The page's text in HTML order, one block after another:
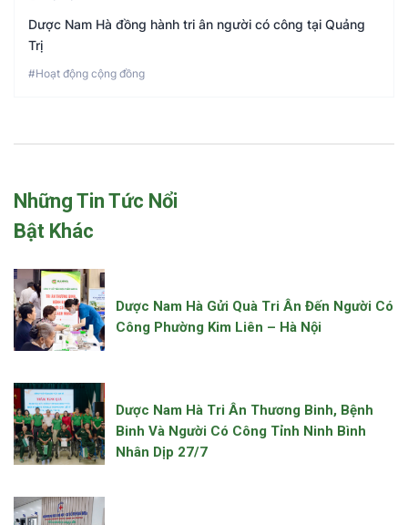
Dược Nam Hà đồng hành tri ân người có công tại Quảng
Trị
#Hoạt động cộng đồng
Những Tin Tức Nổi
Bật Khác
Dược Nam Hà Gửi Quà Tri Ân Đến Người Có
Công Phường Kim Liên – Hà Nội
Dược Nam Hà Tri Ân Thương Binh, Bệnh
Binh Và Người Có Công Tỉnh Ninh Bình
Nhân Dịp 27/7